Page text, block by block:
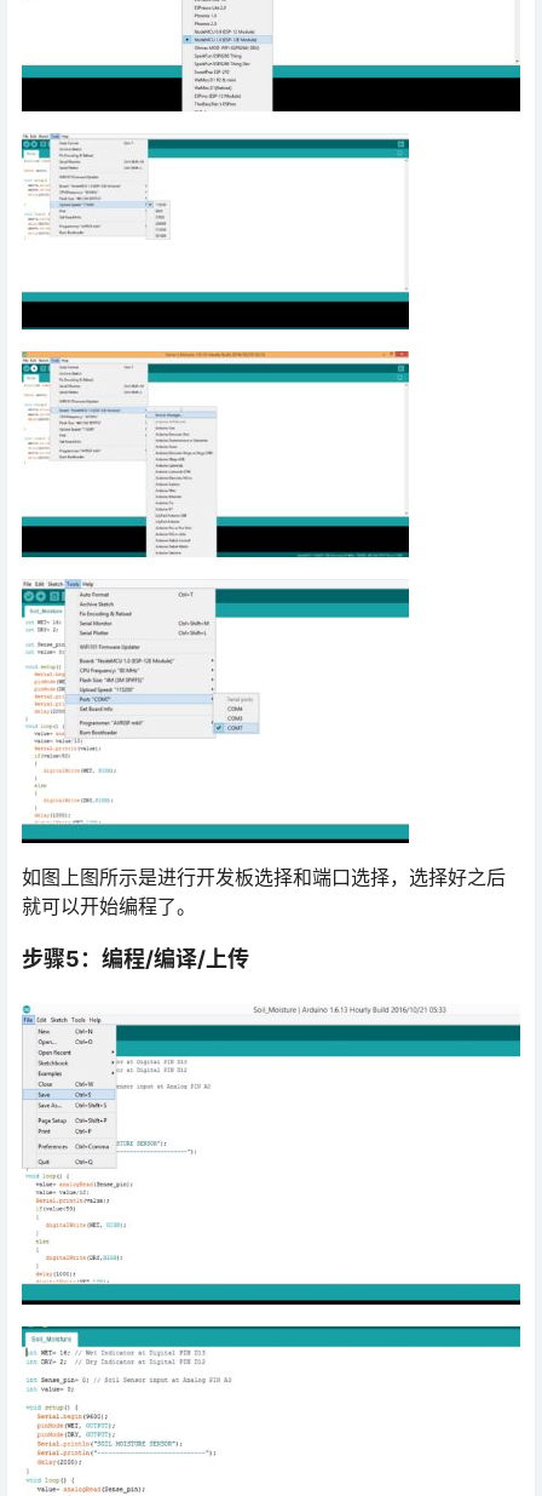
如图上图所示是进行开发板选择和端口选择，选择好之后
就可以开始编程了。
步骤5：编程/编译/上传